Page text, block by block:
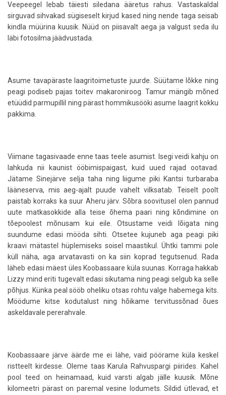
Veepeegel lebab täiesti siledana ääretus rahus. Vastaskaldal
sirguvad sihvakad sügiseselt kirjud kased ning nende taga seisab
kindla müürina kuusik. Nüüd on piisavalt aega ja valgust seda ilu
läbi fotosilma jäädvustada.
Asume tavapäraste laagritoimetuste juurde. Süütame lõkke ning
peagi podiseb pajas toitev makaroniroog. Tamur mängib mõned
etüüdid parmupillil ning pärast hommikusööki asume laagrit kokku
pakkima.
Viimane tagasivaade enne taas teele asumist. Isegi veidi kahju on
lahkuda nii kaunist ööbimispaigast, kuid uued rajad ootavad.
Jätame Sinejärve selja taha ning liigume piki Kantsi turbaraba
lääneserva, mis aeg-ajalt puude vahelt vilksatab. Teiselt poolt
paistab korraks ka suur Aheru järv. Sõbra soovitusel olen pannud
uute matkasokkide alla teise õhema paari ning kõndimine on
tõepoolest mõnusam kui eile. Otsustame veidi lõigata ning
suundume edasi mööda sihti. Otsetee kujuneb aga peagi piki
kraavi mätastel hüplemiseks soisel maastikul. Ühtki tammi pole
küll näha, aga arvatavasti on ka siin koprad tegutsenud. Rada
läheb edasi mäest üles Koobassaare küla suunas. Korraga hakkab
Lizzy mind eriti tugevalt edasi sikutama ning peagi selgub ka selle
põhjus. Künka peal sööb oheliku otsas rohtu valge habemega kits.
Möödume kitse kodutalust ning hõikame tervitussõnad õues
askeldavale pererahvale.
Koobassaare järve äärde me ei lähe, vaid pöörame küla keskel
ristteelt kirdesse. Oleme taas Karula Rahvuspargi piirides. Kahel
pool teed on heinamaad, kuid varsti algab jälle kuusik. Mõne
kilomeetri pärast on paremal vesine lodumets. Sildid ütlevad, et